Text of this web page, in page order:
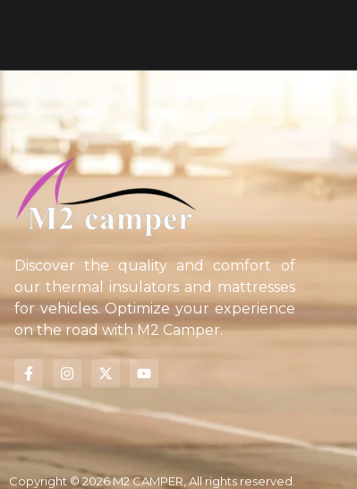
Discover the quality and comfort of
our thermal insulators and mattresses
for vehicles. Optimize your experience
on the road with M2 Camper.
Copyright © 2026 M2 CAMPER, All rights reserved.